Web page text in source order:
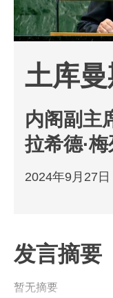
土库曼
内阁副主
拉希德·
2024年9月27日
发言摘要
暂无摘要